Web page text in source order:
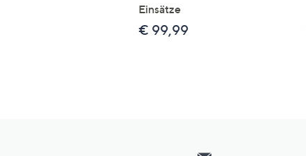
Einsätze
€ 99,99